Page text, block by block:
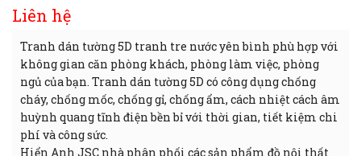
Liên hệ
Tranh dán tường 5D tranh tre nước yên bình phù hợp với
không gian căn phòng khách, phòng làm việc, phòng
ngủ của bạn. Tranh dán tường 5D có công dụng chống
cháy, chống mốc, chống gỉ, chống ẩm, cách nhiệt cách âm
huỳnh quang tĩnh điện bền bỉ với thời gian, tiết kiệm chi
phí và công sức.
Hiển Anh JSC nhà phân phối các sản phẩm đồ nội thất